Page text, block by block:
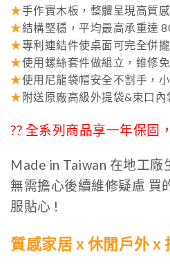
★手作實木板，整體呈現高質
★結構堅穩，平均最高承重達
★專利連結件使桌面可完全併
★使用螺絲套件做組立，維修
★使用尼龍袋帽安全不割手，
★ 附送原廠高級外提袋&束口內
?? 全系列商品享一年保固
Made in Taiwan 在地工廠
無需擔心後續維修疑慮 買
服貼心 !
質感家居 x 休閒戶外 x